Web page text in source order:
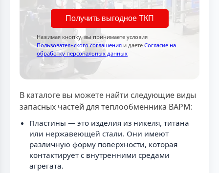
Получить выгодное ТКП
Нажимая кнопку, вы принимаете условия
Пользовательского соглашения и даете Согласие на
обработку персональных данных
В каталоге вы можете найти следующие виды
запасных частей для теплообменника ВАРМ:
Пластины — это изделия из никеля, титана
или нержавеющей стали. Они имеют
различную форму поверхности, которая
контактирует с внутренними средами
агрегата.